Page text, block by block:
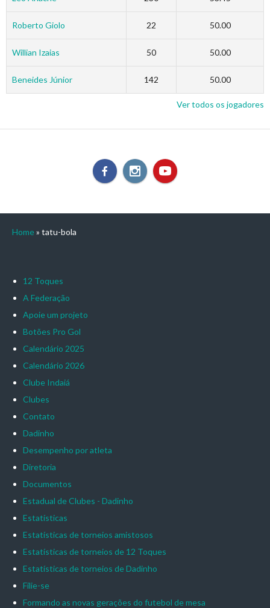
Roberto Giolo 22 50.00
Willian Izaias 50 50.00
Beneides Júnior 142 50.00
Ver todos os jogadores
Home » tatu-bola
12 Toques
A Federação
Apoie um projeto
Botões Pro Gol
Calendário 2025
Calendário 2026
Clube Indaiá
Clubes
Contato
Dadinho
Desempenho por atleta
Diretoria
Documentos
Estadual de Clubes - Dadinho
Estatísticas
Estatísticas de torneios amistosos
Estatísticas de torneios de 12 Toques
Estatísticas de torneios de Dadinho
Filie-se
Formando as novas gerações do futebol de mesa